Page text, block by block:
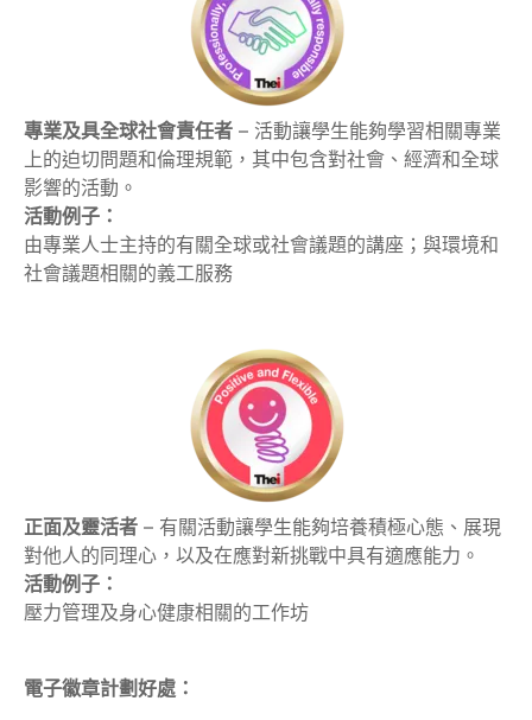
專業及具全球社會責任者 – 活動讓學生能夠學習相關專業
上的迫切問題和倫理規範，其中包含對社會、經濟和全球
影響的活動。
活動例子：
由專業人士主持的有關全球或社會議題的講座；與環境和
社會議題相關的義工服務
正面及靈活者 – 有關活動讓學生能夠培養積極心態、展現
對他人的同理心，以及在應對新挑戰中具有適應能力。
活動例子：
壓力管理及身心健康相關的工作坊
電子徽章計劃好處：